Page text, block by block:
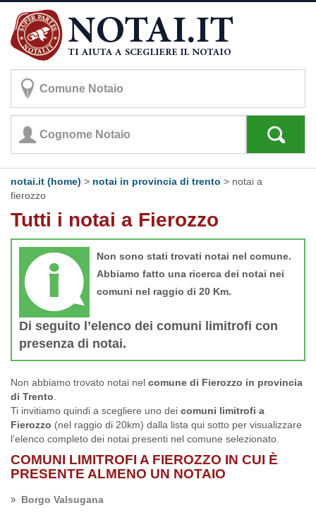
notai.it (home) > notai in provincia di trento > notai a
fierozzo
Tutti i notai a Fierozzo
Non sono stati trovati notai nel comune.
Abbiamo fatto una ricerca dei notai nei
comuni nel raggio di 20 Km.
Di seguito l’elenco dei comuni limitrofi con
presenza di notai.
Non abbiamo trovato notai nel comune di Fierozzo in provincia
di Trento
Ti invitiamo quindi a scegliere uno dei comuni limitrofi a
Fierozzo (nel raggio di 20km) dalla lista qui sotto per visualizzare
l’elenco completo dei notai presenti nel comune selezionato.
COMUNI LIMITROFI A FIEROZZO IN CUI È
PRESENTE ALMENO UN NOTAIO
Borgo Valsugana